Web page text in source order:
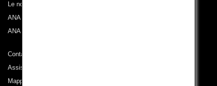
Le nostre destinazioni
ANA Experience
ANA Mileage Club
Contatti ANA
Assistenza tecnica (Accessibilità)
Mappa del sito